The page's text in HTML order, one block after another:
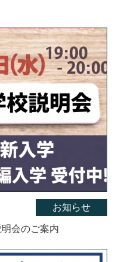
お知らせ
会のご案内